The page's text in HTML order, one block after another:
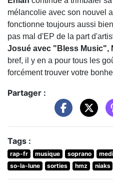
mélancolie avec son nouvel
fonctionne toujours aussi
pas mal d'EP de la part
Josué avec "Bless Music",
bref, il y en a pour tous les
forcément trouver votre
Partager :
Tags :
rap-fr musique soprano
so-la-lune
sorties hmz niaks